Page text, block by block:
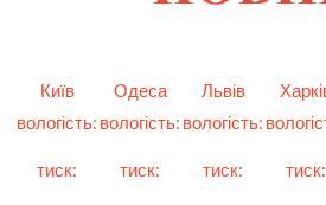
Київ
Одеса Львів
вологість:
тиск:
вологість:
тиск:
вологість:
тиск: тиск: